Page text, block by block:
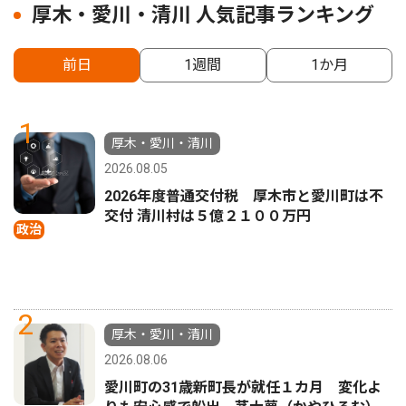
厚木・愛川・清川 人気記事ランキング
前日 1週間 1か月
1
政治
厚木・愛川・清川
2026.08.05
2026年度普通交付税 厚木市と愛川町は不
交付 清川村は５億２１００万円
2
厚木・愛川・清川
2026.08.06
愛川町の31歳新町長が就任１カ月 変化よ